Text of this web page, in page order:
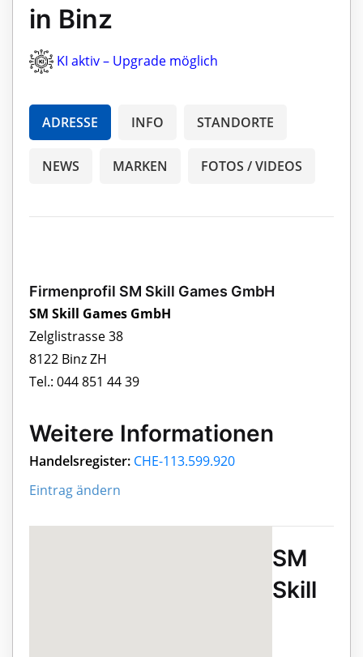
in Binz
KI aktiv – Upgrade möglich
ADRESSE INFO STANDORTE
NEWS MARKEN FOTOS / VIDEOS
Firmenprofil SM Skill Games GmbH
SM Skill Games GmbH
Zelglistrasse 38
8122 Binz ZH
Tel.: 044 851 44 39
Weitere Informationen
Handelsregister: CHE-113.599.920
Eintrag ändern
SM
Skill